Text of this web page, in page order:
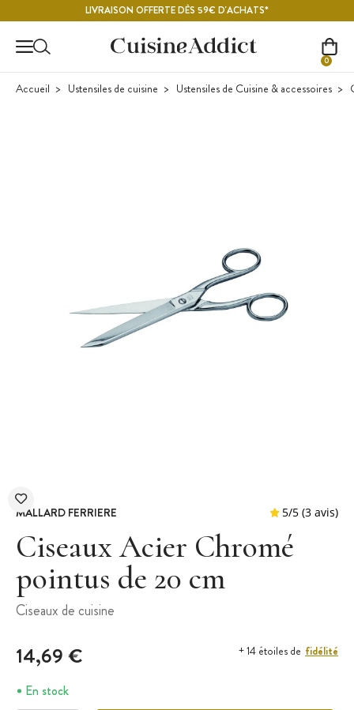
LIVRAISON OFFERTE DÈS 59€ D'ACHATS*
0
Accueil Ustensiles de cuisine Ustensiles de Cuisine & accessoires
MALLARD FERRIERE
Ciseaux Acier Chromé
pointus de 20 cm
Ciseaux de cuisine
14,69 € + 14 étoiles de fidélité
En stock